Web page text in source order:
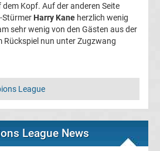
Kopf. Auf der anderen Seite
Stürmer Harry Kane herzlich wenig
sehr wenig von den Gästen aus der
Rückspiel nun unter Zugzwang
League
League News